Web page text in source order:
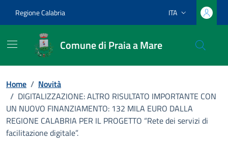
Regione Calabria Lingua attiva:
ITA
Comune di Praia a Mare
Home / Novità
/ DIGITALIZZAZIONE: ALTRO RISULTATO IMPORTANTE CON
UN NUOVO FINANZIAMENTO: 132 MILA EURO DALLA
REGIONE CALABRIA PER IL PROGETTO “Rete dei servizi di
facilitazione digitale”.